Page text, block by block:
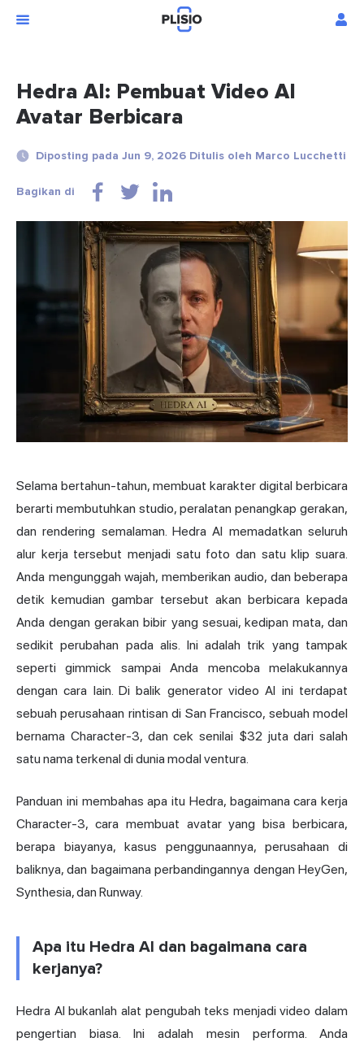
Hedra AI: Pembuat Video AI
Avatar Berbicara
Diposting pada Jun 9, 2026 Ditulis oleh Marco Lucchetti
Bagikan di
Selama bertahun-tahun, membuat karakter digital berbicara
berarti membutuhkan studio, peralatan penangkap gerakan,
dan rendering semalaman. Hedra AI memadatkan seluruh
alur kerja tersebut menjadi satu foto dan satu klip suara.
Anda mengunggah wajah, memberikan audio, dan beberapa
detik kemudian gambar tersebut akan berbicara kepada
Anda dengan gerakan bibir yang sesuai, kedipan mata, dan
sedikit perubahan pada alis. Ini adalah trik yang tampak
seperti gimmick sampai Anda mencoba melakukannya
dengan cara lain. Di balik generator video AI ini terdapat
sebuah perusahaan rintisan di San Francisco, sebuah model
bernama Character-3, dan cek senilai $32 juta dari salah
satu nama terkenal di dunia modal ventura.
Panduan ini membahas apa itu Hedra, bagaimana cara kerja
Character-3, cara membuat avatar yang bisa berbicara,
berapa biayanya, kasus penggunaannya, perusahaan di
baliknya, dan bagaimana perbandingannya dengan HeyGen,
Synthesia, dan Runway.
Apa itu Hedra AI dan bagaimana cara
kerjanya?
Hedra AI bukanlah alat pengubah teks menjadi video dalam
pengertian biasa. Ini adalah mesin performa. Anda